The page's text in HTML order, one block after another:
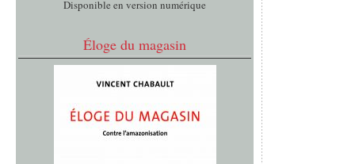
Disponible en version numérique
Éloge du magasin